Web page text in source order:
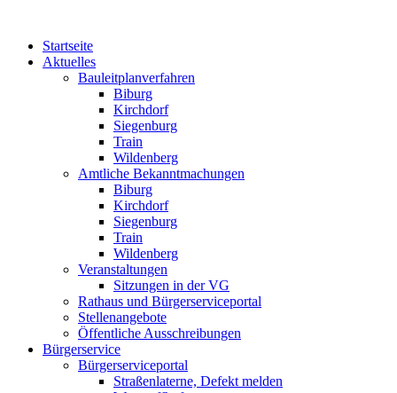
Startseite
Aktuelles
Bauleitplanverfahren
Biburg
Kirchdorf
Siegenburg
Train
Wildenberg
Amtliche Bekanntmachungen
Biburg
Kirchdorf
Siegenburg
Train
Wildenberg
Veranstaltungen
Sitzungen in der VG
Rathaus und Bürgerserviceportal
Stellenangebote
Öffentliche Ausschreibungen
Bürgerservice
Bürgerserviceportal
Straßenlaterne, Defekt melden